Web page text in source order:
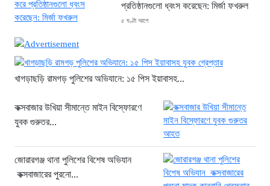
প্রতিষ্ঠানগুলো ধ্বংস করেছেন: মির্জা ফখরুল
৫ ঘণ্টা আগে
স্কুলে আরও ৭ জনকে হত্যা
৫ ঘণ্টা আগে
৮টি তাজা প্রাণ, হাসপাতালে ২৫
সিলিন্ডার লিকেজে ভয়াবহ অগ্নিকাণ্ড: দগ্ধ ৩
জনের অবস্থা আশঙ্কাজনক
খাগড়াছড়ি রামগড় পুলিশের অভিযানে: ১৫ পিস ইয়াবাসহ...
কক্সবাজার উখিয়া সীমান্তে মাইন বিস্ফোরণে
যুবক গুরুতর...
জোরারগঞ্জ থানা পুলিশের বিশেষ অভিযান
কক্সবাজারের পুরনো...